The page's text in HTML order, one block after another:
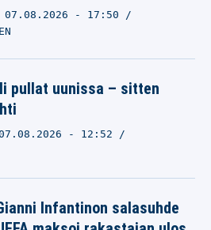
07.08.2026 - 17:50
pullat uunissa – sitten
- 12:52
Infantinon salasuhde